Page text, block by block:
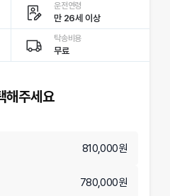
운전연령
만 26세 이상
탁송비용
무료
해주세요
810,000원
780,000원